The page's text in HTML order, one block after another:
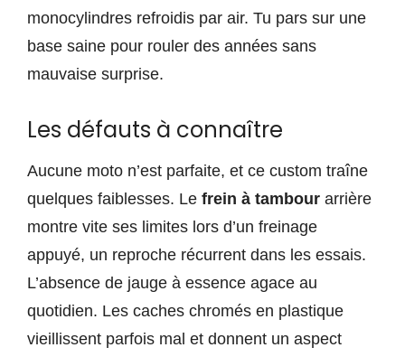
monocylindres refroidis par air. Tu pars sur une
base saine pour rouler des années sans
mauvaise surprise.
Les défauts à connaître
Aucune moto n’est parfaite, et ce custom traîne
quelques faiblesses. Le frein à tambour arrière
montre vite ses limites lors d’un freinage
appuyé, un reproche récurrent dans les essais.
L’absence de jauge à essence agace au
quotidien. Les caches chromés en plastique
vieillissent parfois mal et donnent un aspect